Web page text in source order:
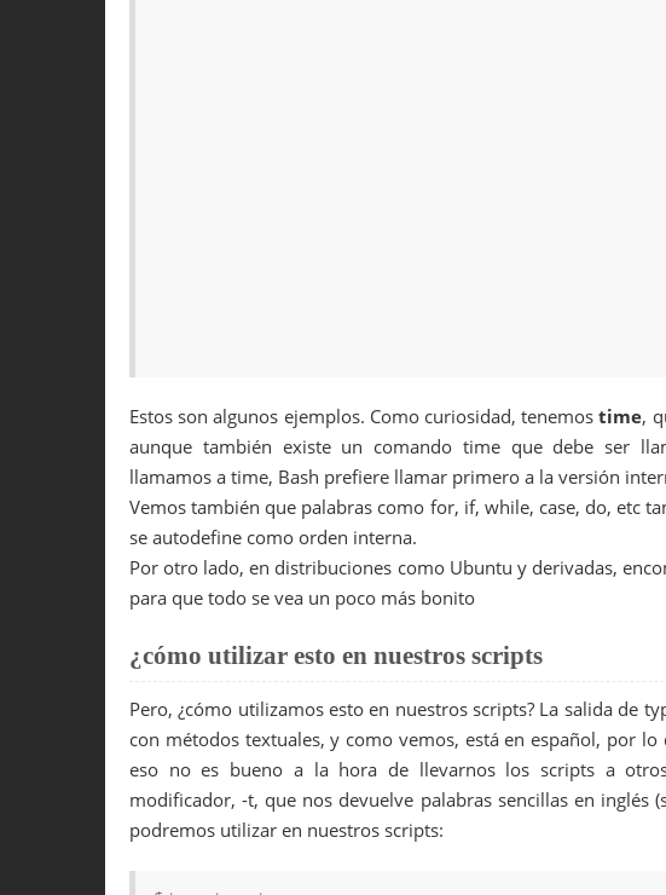
Estos son algunos ejemplos. Como curiosidad, tenemostime,
aunque también existe un comando time que debe ser
llamamos a time, Bash prefiere llamar primero a la versión
Vemos también que palabras como for, if, while, case, do, etc
se autodefine como orden interna.
Por otro lado, en distribuciones como Ubuntu y derivadas,
para que todo se vea un poco más bonito
¿cómo utilizar esto en nuestros scripts
Pero, ¿cómo utilizamos esto en nuestros scripts? La salida de
con métodos textuales, y como vemos, está en español, por
eso no es bueno a la hora de llevarnos los scripts a
modificador, -t, que nos devuelve palabras sencillas en inglés
podremos utilizar en nuestros scripts: